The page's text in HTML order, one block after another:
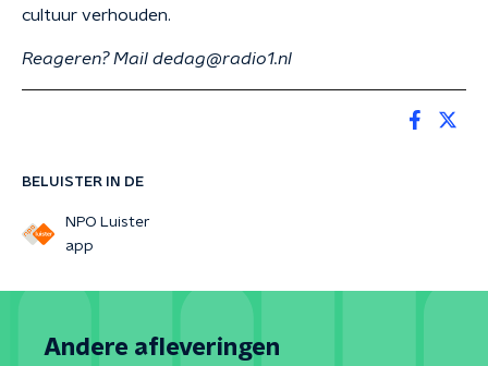
BELUISTER IN DE
NPO Luister
app
cultuur verhouden.
Reageren? Mail dedag@radio1.nl
Andere afleveringen